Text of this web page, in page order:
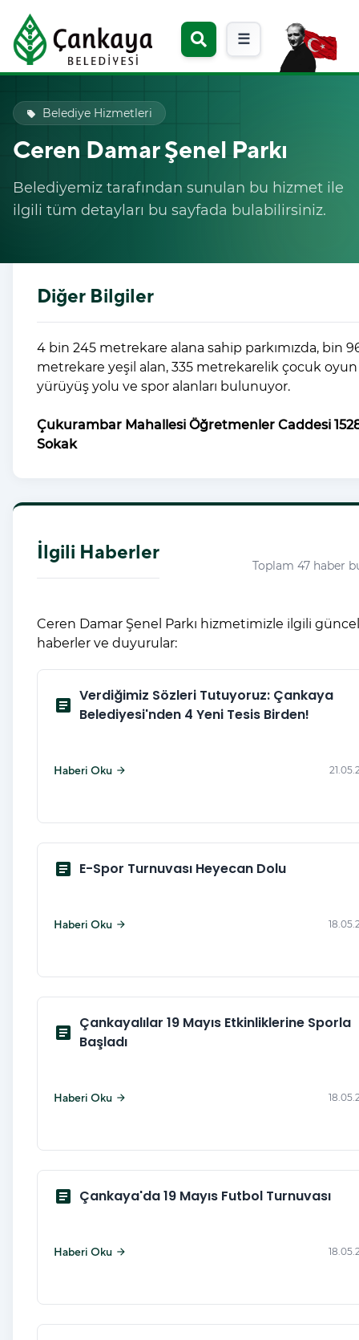
☰
local_offer Belediye Hizmetleri
Ceren Damar Şenel Parkı
Belediyemiz tarafından sunulan bu hizmet ile
ilgili tüm detayları bu sayfada bulabilirsiniz.
Diğer Bilgiler
4 bin 245 metrekare alana sahip parkımızda, bin
metrekare yeşil alan, 335 metrekarelik çocuk oyun
yürüyüş yolu ve spor alanları bulunuyor.
Çukurambar Mahallesi Öğretmenler Caddesi
Sokak
İlgili Haberler
Toplam 47 haber
Ceren Damar Şenel Parkı hizmetimizle ilgili güncel
haberler ve duyurular:
article
Verdiğimiz Sözleri Tutuyoruz: Çankaya
Belediyesi'nden 4 Yeni Tesis Birden!
Haberi Oku arrow_forward
article E-Spor Turnuvası Heyecan Dolu
Haberi Oku arrow_forward
article
Çankayalılar 19 Mayıs Etkinliklerine Sporla
Başladı
Haberi Oku arrow_forward
article Çankaya'da 19 Mayıs Futbol Turnuvası
Haberi Oku arrow_forward